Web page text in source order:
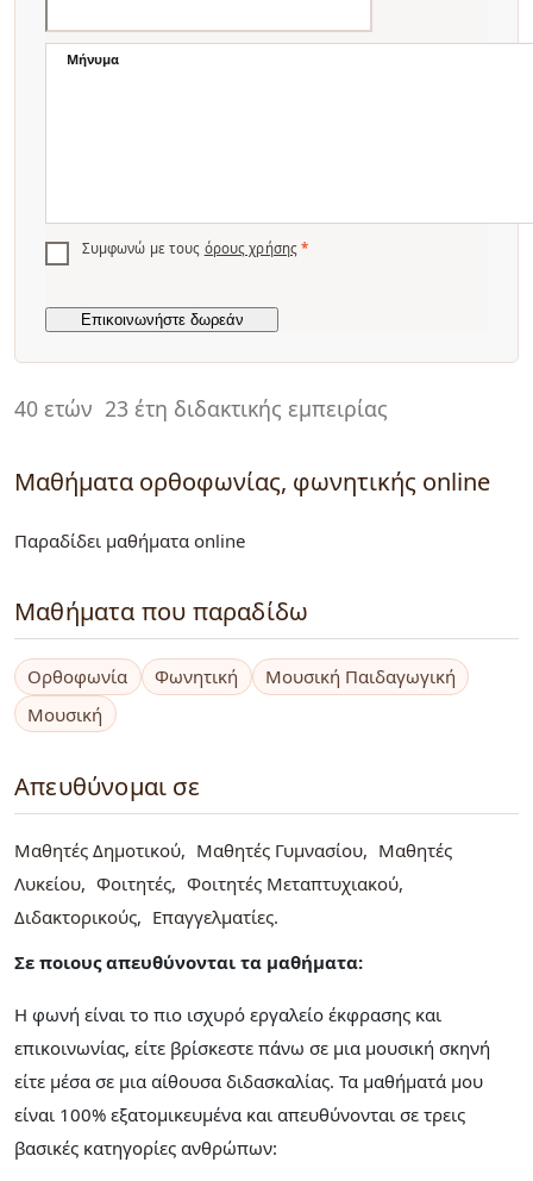
40 ετών 23 έτη διδακτικής εμπειρίας
Μαθήματα ορθοφωνίας, φωνητικής online
Παραδίδει μαθήματα online
Μαθήματα που παραδίδω
Ορθοφωνία Φωνητική
Μουσική Παιδαγωγική
Μουσική
Απευθύνομαι σε
Μαθητές Δημοτικού Μαθητές Γυμνασίου
Μαθητές
Λυκείου
Φοιτητές
Φοιτητές Μεταπτυχιακού
Διδακτορικούς
Επαγγελματίες
Σε ποιους απευθύνονται τα μαθήματα:
Η φωνή είναι το πιο ισχυρό εργαλείο έκφρασης και
επικοινωνίας, είτε βρίσκεστε πάνω σε μια μουσική σκηνή
είτε μέσα σε μια αίθουσα διδασκαλίας. Τα μαθήματά μου
είναι 100% εξατομικευμένα και απευθύνονται σε τρεις
βασικές κατηγορίες ανθρώπων:
Μήνυμα
Συμφωνώ με τους όρους χρήσης *